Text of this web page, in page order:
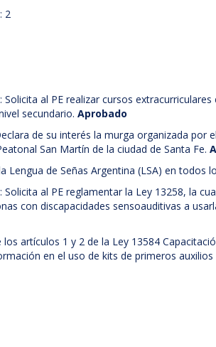
: 2
: Solicita al PE realizar cursos
secundario. Aprobado
de su interés la murga organizada por
San Martín de la ciudad de Santa Fe.
Lengua de Señas Argentina (LSA) en todos
: Solicita al PE reglamentar la Ley 13258, la
con discapacidades sensoauditivas a
los artículos 1 y 2 de la Ley 13584
en el uso de kits de primeros